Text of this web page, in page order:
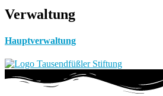
Verwaltung
Hauptverwaltung